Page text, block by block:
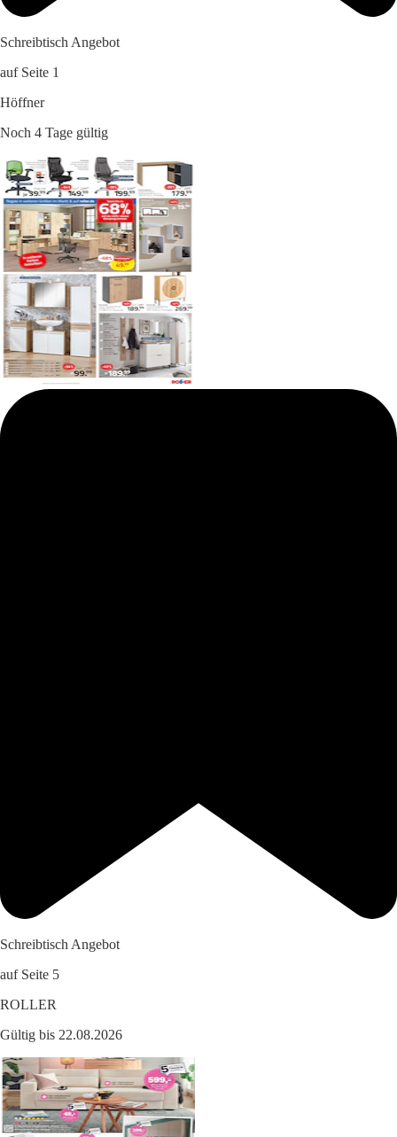
Schreibtisch Angebot
auf Seite 1
Höffner
Noch 4 Tage gültig
Schreibtisch Angebot
auf Seite 5
ROLLER
Gültig bis 22.08.2026